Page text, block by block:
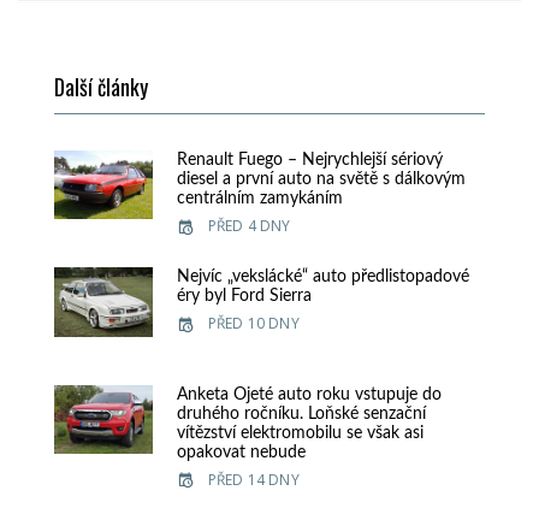
Další články
Renault Fuego – Nejrychlejší sériový
diesel a první auto na světě s dálkovým
centrálním zamykáním
PŘED 4 DNY
Nejvíc „vekslácké“ auto předlistopadové
éry byl Ford Sierra
PŘED 10 DNY
Anketa Ojeté auto roku vstupuje do
druhého ročníku. Loňské senzační
vítězství elektromobilu se však asi
opakovat nebude
PŘED 14 DNY